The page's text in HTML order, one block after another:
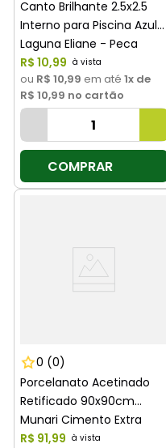
Canto Brilhante 2.5x2.5
Interno para Piscina Azul
Laguna Eliane - Peca
R$ 10,99
ou R$ 10,99 em até 1x de
R$ 10,99 no cartão
COMPRAR
0 (0)
Porcelanato Acetinado
Retificado 90x90cm
Munari Cimento Extra
Eliane
R$ 91,99